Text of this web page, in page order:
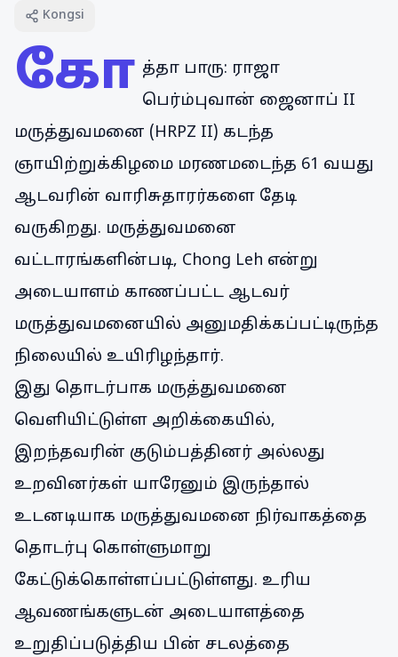
Kongsi
கோ த்தா பாரு: ராஜா
பெர்ம்புவான் ஜைனாப் II
மருத்துவமனை (HRPZ II) கடந்த
ஞாயிற்றுக்கிழமை மரணமடைந்த 61 வயது
ஆடவரின் வாரிசுதாரர்களை தேடி
வருகிறது. மருத்துவமனை
வட்டாரங்களின்படி, Chong Leh என்று
அடையாளம் காணப்பட்ட ஆடவர்
மருத்துவமனையில் அனுமதிக்கப்பட்டிருந்த
நிலையில் உயிரிழந்தார்.
இது தொடர்பாக மருத்துவமனை
வெளியிட்டுள்ள அறிக்கையில்,
இறந்தவரின் குடும்பத்தினர் அல்லது
உறவினர்கள் யாரேனும் இருந்தால்
உடனடியாக மருத்துவமனை நிர்வாகத்தை
தொடர்பு கொள்ளுமாறு
கேட்டுக்கொள்ளப்பட்டுள்ளது. உரிய
ஆவணங்களுடன் அடையாளத்தை
உறுதிப்படுத்திய பின் சடலத்தை